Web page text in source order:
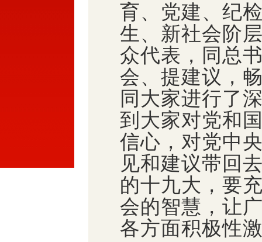
育、党建、纪
生、新社会阶
众代表，同总
会、提建议，
同大家进行了
到大家对党和
信心，对党中
见和建议带回
的十九大，要
会的智慧，让
各方面积极性